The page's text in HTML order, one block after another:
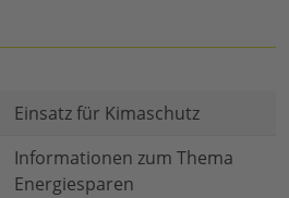
Einsatz für Kimaschutz
Informationen zum Thema
Energiesparen